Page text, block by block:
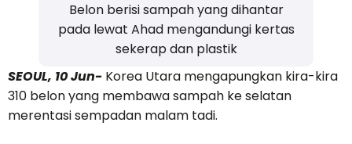
Belon berisi sampah yang dihantar
pada lewat Ahad mengandungi kertas
sekerap dan plastik
SEOUL, 10 Jun- Korea Utara mengapungkan kira-kira
310 belon yang membawa sampah ke selatan
merentasi sempadan malam tadi.